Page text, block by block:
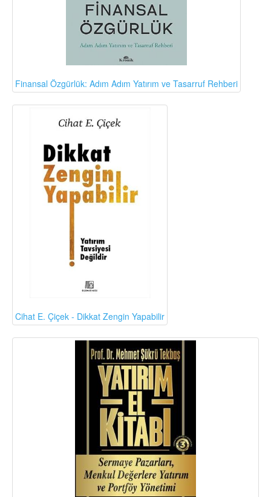
Finansal Özgürlük: Adım Adım Yatırım ve Tasarruf Rehberi
Cihat E. Çiçek - Dikkat Zengin Yapabilir